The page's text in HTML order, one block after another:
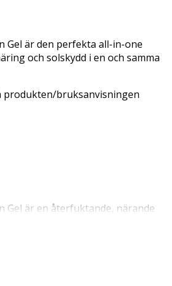
Gel är den perfekta all-in-one
och solskydd i en och samma
produkten/bruksanvisningen
Gel är en återfuktande, närande
i ett. Gelkrämen förenkla den
genom att fungera både som
Med en lätt konsistens
i huden utan att lämna någon vit
för make up. Med en mild doft av